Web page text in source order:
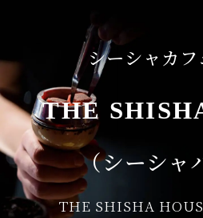
シーシャカ
THE
（シーシャ
THE SHISHA